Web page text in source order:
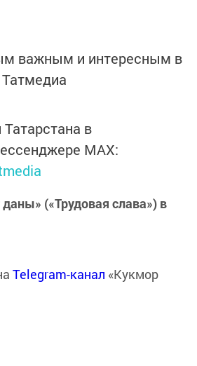
важным и интересным в
Татмедиа
в
MАХ:
(«Трудовая слава») в
Telegram-канал «Кукмор